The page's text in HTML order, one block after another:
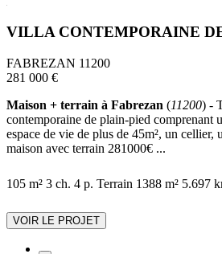
VILLA CONTEMPORAINE
FABREZAN 11200
281 000 €
Maison + terrain à Fabrezan (11200) -
contemporaine de plain-pied comprenant
espace de vie de plus de 45m², un cellier,
maison avec terrain 281000€ ...
105 m² 3 ch. 4 p. Terrain 1388 m² 5.697
VOIR LE PROJET